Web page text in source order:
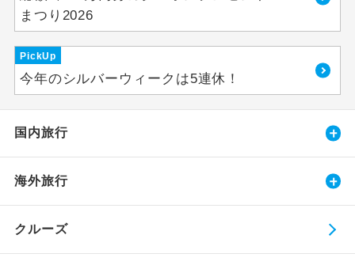
まつり2026
PickUp
今年のシルバーウィークは5連休！
国内旅行
海外旅行
クルーズ